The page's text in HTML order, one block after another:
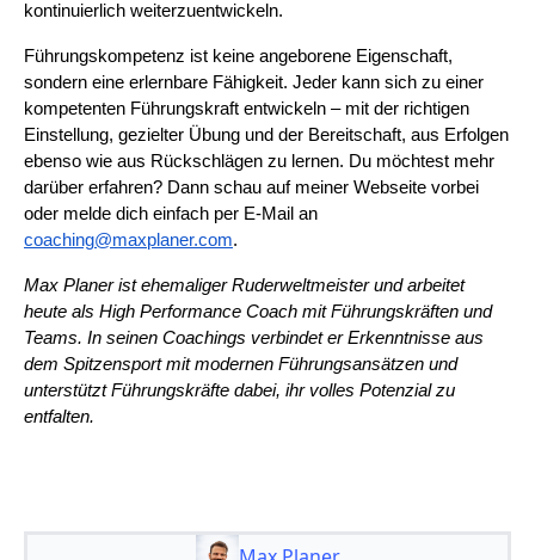
kontinuierlich weiterzuentwickeln.
Führungskompetenz ist keine angeborene Eigenschaft,
sondern eine erlernbare Fähigkeit. Jeder kann sich zu einer
kompetenten Führungskraft entwickeln – mit der richtigen
Einstellung, gezielter Übung und der Bereitschaft, aus Erfolgen
ebenso wie aus Rückschlägen zu lernen. Du möchtest mehr
darüber erfahren? Dann schau auf meiner Webseite vorbei
oder melde dich einfach per E-Mail an
coaching@maxplaner.com.
Max Planer ist ehemaliger Ruderweltmeister und arbeitet
heute als High Performance Coach mit Führungskräften und
Teams. In seinen Coachings verbindet er Erkenntnisse aus
dem Spitzensport mit modernen Führungsansätzen und
unterstützt Führungskräfte dabei, ihr volles Potenzial zu
entfalten.